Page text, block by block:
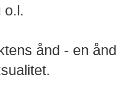
o.l.
ånd - en